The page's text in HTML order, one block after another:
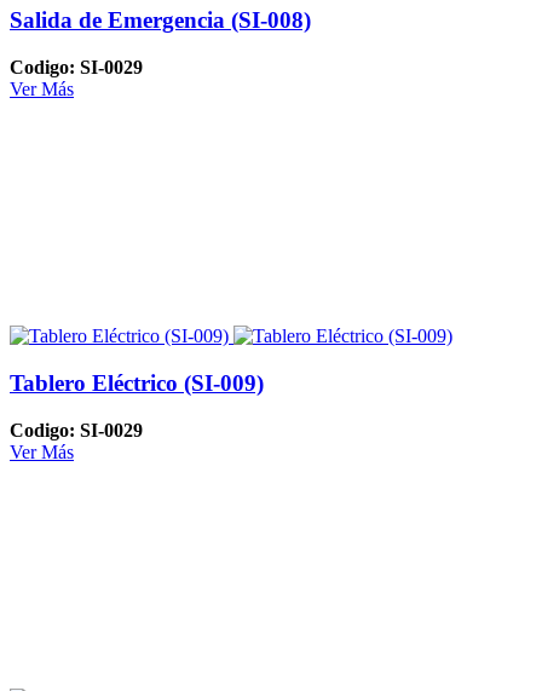
Salida de Emergencia (SI-008)
Codigo: SI-0029
Ver Más
Tablero Eléctrico (SI-009)
Codigo: SI-0029
Ver Más